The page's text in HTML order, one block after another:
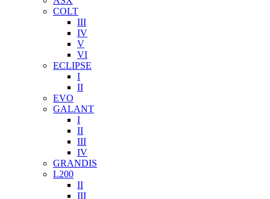
COLT
III
IV
V
VI
ECLIPSE
I
II
EVO
GALANT
I
II
III
IV
GRANDIS
L200
II
III